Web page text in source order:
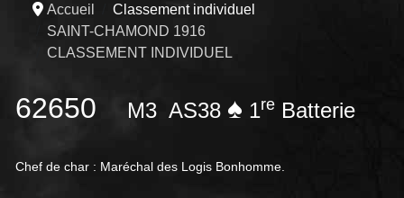
Accueil
Classement individuel
SAINT-CHAMOND 1916
CLASSEMENT INDIVIDUEL
62650 M3 AS38 ♠ 1re Batterie
Chef de char : Maréchal des Logis Bonhomme.